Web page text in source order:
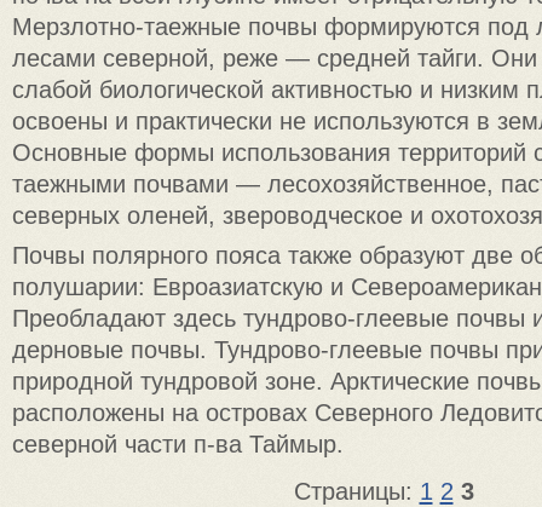
Мерзлотно-таежные почвы формируются под
лесами северной, реже — средней тайги. Они
слабой биологической активностью и низким
освоены и практически не используются в
Основные формы использования территорий
таежными почвами — лесохозяйственное,
северных оленей, звероводческое и
Почвы полярного пояса также образуют две
полушарии: Евроазиатскую и
Преобладают здесь тундрово-глеевые почвы
дерновые почвы. Тундрово-глеевые почвы
природной тундровой зоне. Арктические
расположены на островах Северного
северной части п-ва Таймыр.
Страницы: 1 2 3